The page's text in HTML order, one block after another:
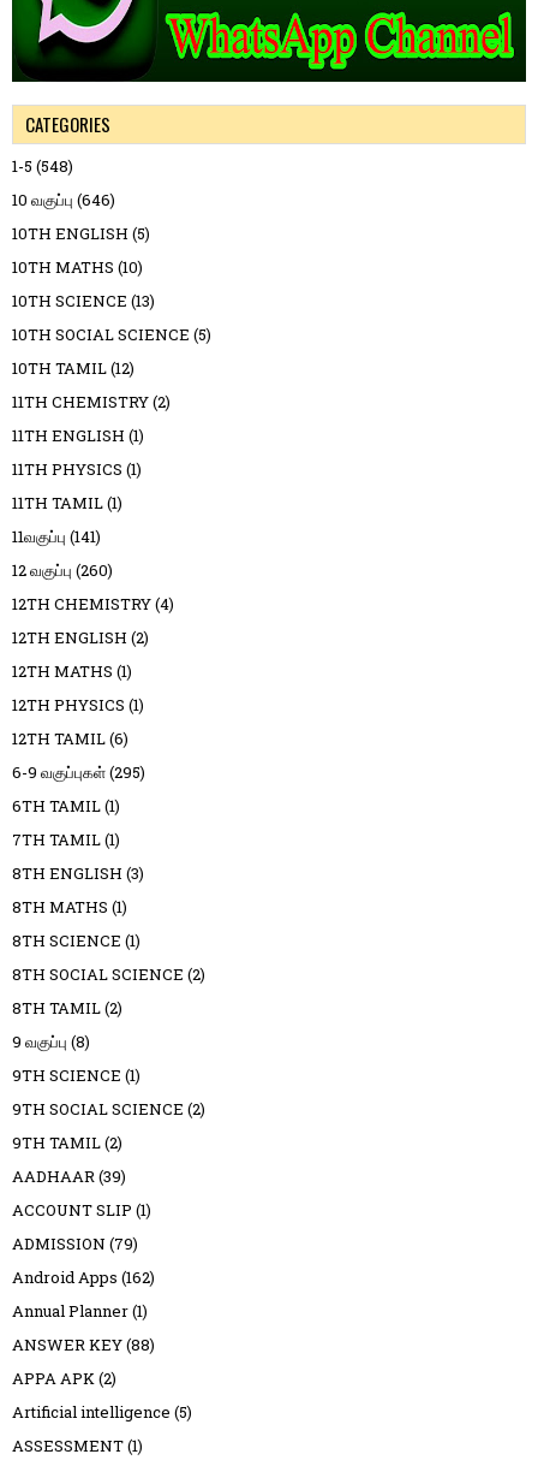
CATEGORIES
1-5 (548)
10 வகுப்பு (646)
10TH ENGLISH (5)
10TH MATHS (10)
10TH SCIENCE (13)
10TH SOCIAL SCIENCE (5)
10TH TAMIL(12)
11TH CHEMISTRY(2)
11TH ENGLISH (1)
11TH PHYSICS (1)
11TH TAMIL(1)
11வகுப்பு (141)
12 வகுப்பு (260)
12TH CHEMISTRY(4)
12TH ENGLISH (2)
12TH MATHS (1)
12TH PHYSICS (1)
12TH TAMIL(6)
6-9 வகுப்புகள்(295)
6TH TAMIL(1)
7TH TAMIL(1)
8TH ENGLISH (3)
8TH MATHS (1)
8TH SCIENCE (1)
8TH SOCIAL SCIENCE (2)
8TH TAMIL(2)
9 வகுப்பு (8)
9TH SCIENCE (1)
9TH SOCIAL SCIENCE (2)
9TH TAMIL(2)
AADHAAR(39)
ACCOUNT SLIP (1)
ADMISSION (79)
Android Apps (162)
Annual Planner(1)
ANSWER KEY(88)
APPA APK(2)
Artificial intelligence (5)
ASSESSMENT(1)